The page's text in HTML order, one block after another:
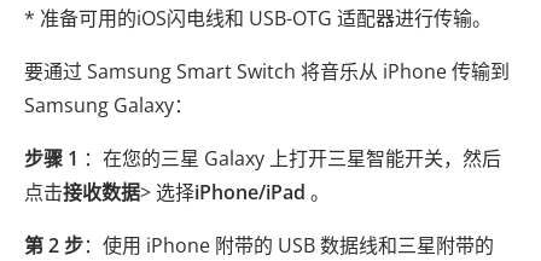
* 准备可用的iOS闪电线和 USB-OTG 适配器进行传输。
要通过 Samsung Smart Switch 将音乐从 iPhone 传输到
Samsung Galaxy：
步骤 1 ：在您的三星 Galaxy 上打开三星智能开关，然后
点击接收数据> 选择iPhone/iPad 。
第 2 步：使用 iPhone 附带的 USB 数据线和三星附带的